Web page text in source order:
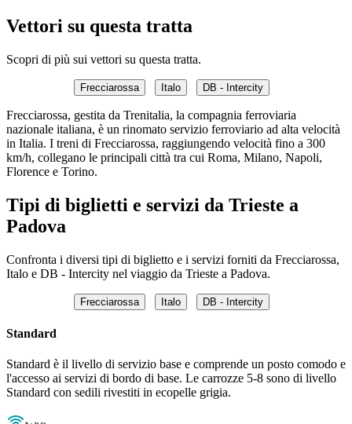
Vettori su questa tratta
Scopri di più sui vettori su questa tratta.
Frecciarossa Italo DB - Intercity
Frecciarossa, gestita da Trenitalia, la compagnia ferroviaria
nazionale italiana, è un rinomato servizio ferroviario ad alta velocità
in Italia. I treni di Frecciarossa, raggiungendo velocità fino a 300
km/h, collegano le principali città tra cui Roma, Milano, Napoli,
Florence e Torino.
Tipi di biglietti e servizi da Trieste a
Padova
Confronta i diversi tipi di biglietto e i servizi forniti da Frecciarossa,
Italo e DB - Intercity nel viaggio da Trieste a Padova.
Frecciarossa Italo DB - Intercity
Standard
Standard è il livello di servizio base e comprende un posto comodo e
l'accesso ai servizi di bordo di base. Le carrozze 5-8 sono di livello
Standard con sedili rivestiti in ecopelle grigia.